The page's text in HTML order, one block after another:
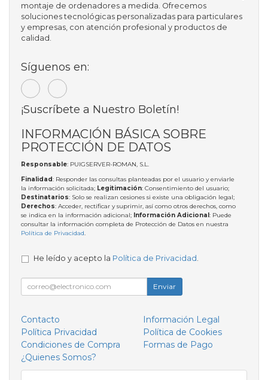
montaje de ordenadores a medida. Ofrecemos
soluciones tecnológicas personalizadas para particulares
y empresas, con atención profesional y productos de
calidad.
Síguenos en:
¡Suscríbete a Nuestro Boletín!
INFORMACIÓN BÁSICA SOBRE
PROTECCIÓN DE DATOS
Responsable: PUIGSERVER-ROMAN, S.L.
Finalidad: Responder las consultas planteadas por el usuario y enviarle
la información solicitada; Legitimación: Consentimiento del usuario;
Destinatarios: Solo se realizan cesiones si existe una obligación legal;
Derechos: Acceder, rectificar y suprimir, así como otros derechos, como
se indica en la información adicional; Información Adicional: Puede
consultar la información completa de Protección de Datos en nuestra
Política de Privacidad.
He leído y acepto la Política de Privacidad
Enviar
Contacto
Información Legal
Política Privacidad
Política de Cookies
Condiciones de Compra
Formas de Pago
¿Quienes Somos?